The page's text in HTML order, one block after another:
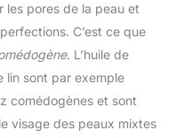
optimale grâce aux labels
HEBBD, HECT et 100%
Pures et Naturelles. Huiles
certifiées par FR-BIO-01,
les pores de la peau et
C’est ce que
. L’huile de
lin sont par exemple
comédogènes et sont
visage des peaux mixtes